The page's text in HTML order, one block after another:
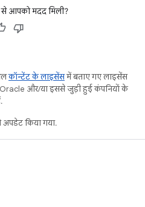
से आपको मदद मिली?
कॉन्टेंट के लाइसेंसमें बताए गए लाइसेंस
और/या इससे जुड़ी हुई कंपनियों के
किया गया.